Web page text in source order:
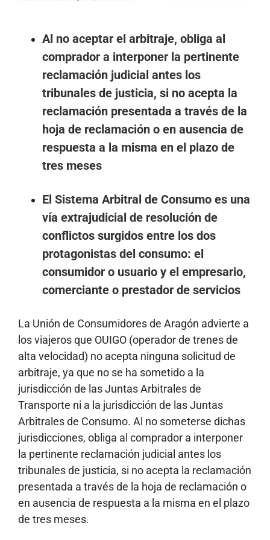
Al no aceptar el arbitraje, obliga al
comprador a interponer la pertinente
reclamación judicial antes los
tribunales de justicia, si no acepta la
reclamación presentada a través de la
hoja de reclamación o en ausencia de
respuesta a la misma en el plazo de
tres meses
El Sistema Arbitral de Consumo es una
vía extrajudicial de resolución de
conflictos surgidos entre los dos
protagonistas del consumo: el
consumidor o usuario y el empresario,
comerciante o prestador de servicios
La Unión de Consumidores de Aragón advierte a
los viajeros que OUIGO (operador de trenes de
alta velocidad) no acepta ninguna solicitud de
arbitraje, ya que no se ha sometido a la
jurisdicción de las Juntas Arbitrales de
Transporte ni a la jurisdicción de las Juntas
Arbitrales de Consumo. Al no someterse dichas
jurisdicciones, obliga al comprador a interponer
la pertinente reclamación judicial antes los
tribunales de justicia, si no acepta la reclamación
presentada a través de la hoja de reclamación o
en ausencia de respuesta a la misma en el plazo
de tres meses.